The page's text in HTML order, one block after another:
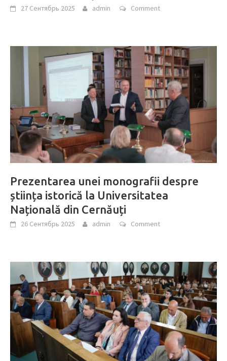
27 Сентябрь 2025 admin Comment
Prezentarea unei monografii despre
știința istorică la Universitatea
Națională din Cernăuți
26 Сентябрь 2025 admin Comment